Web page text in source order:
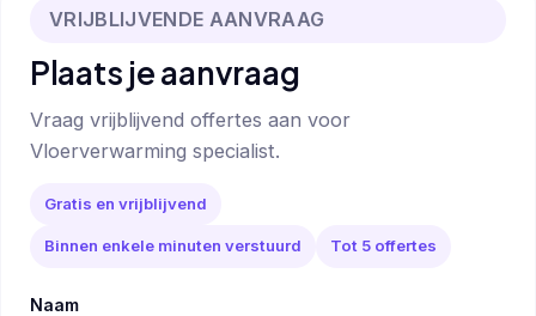
VRIJBLIJVENDE AANVRAAG
Plaats je aanvraag
Vraag vrijblijvend offertes aan voor
Vloerverwarming specialist.
Gratis en vrijblijvend
Binnen enkele minuten verstuurd Tot 5 offertes
Naam